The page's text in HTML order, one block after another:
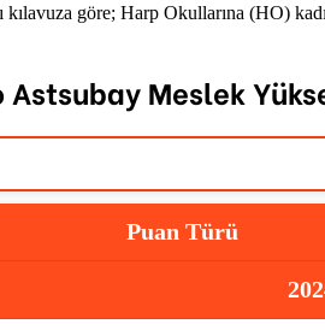
kılavuza göre; Harp Okullarına (HO)
Astsubay Meslek
Puan Türü